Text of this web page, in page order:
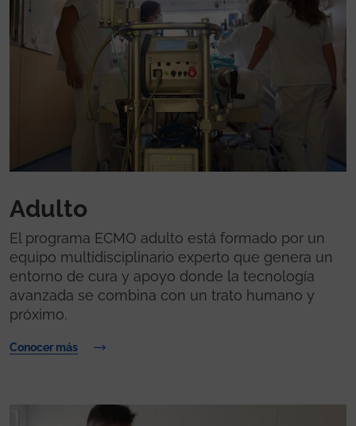
Adulto
El programa ECMO adulto está formado por un
equipo multidisciplinario experto que genera un
entorno de cura y apoyo donde la tecnología
avanzada se combina con un trato humano y
próximo.
Conocer más